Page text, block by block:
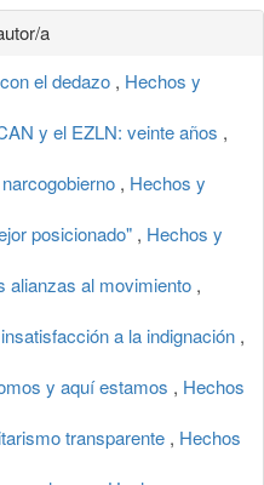
a
el dedazo , Hechos y
y el EZLN: veinte años ,
, Hechos y
posicionado" , Hechos y
alianzas al movimiento ,
a la indignación ,
y aquí estamos , Hechos
transparente , Hechos